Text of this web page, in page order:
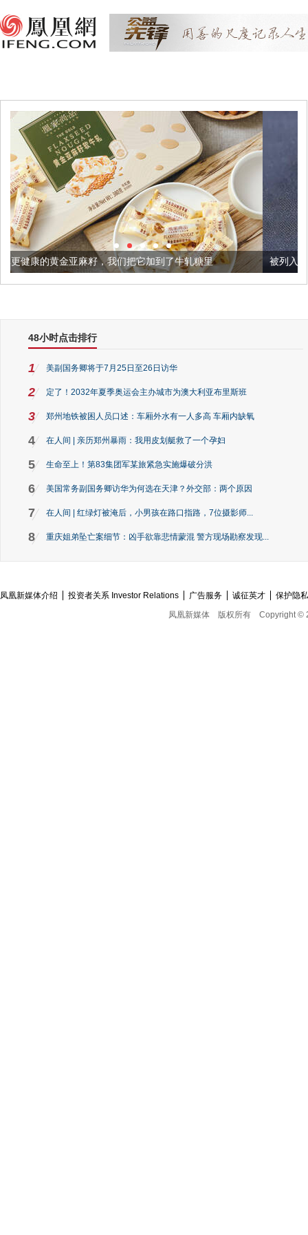
，我们把它加到了牛轧糖里 被列入佛家七宝的它到底有多
48小时点击排行
1 美副国务卿将于7月25日至26日访华
2 定了！2032年夏季奥运会主办城市为澳大利亚布里斯班
3 郑州地铁被困人员口述：车厢外水有一人多高 车厢内缺氧
4 在人间 | 亲历郑州暴雨：我用皮划艇救了一个孕妇
5 生命至上！第83集团军某旅紧急实施爆破分洪
6 美国常务副国务卿访华为何选在天津？外交部：两个原因
7 在人间 | 红绿灯被淹后，小男孩在路口指路，7位摄影师...
8 重庆姐弟坠亡案细节：凶手欲靠悲情蒙混 警方现场勘察发现...
凤凰新媒体介绍 投资者关系 Investor Relations 广告服务 诚征英才
保护隐
凤凰新媒体
版权所有 Copyright ©